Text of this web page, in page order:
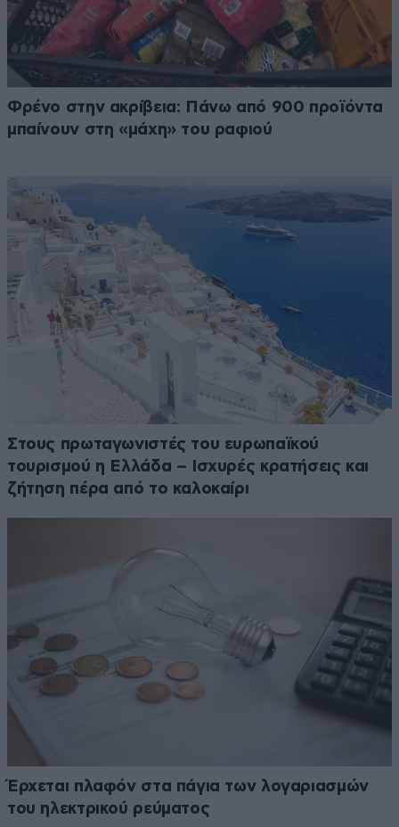
Φρένο στην ακρίβεια: Πάνω από 900 προϊόντα
μπαίνουν στη «μάχη» του ραφιού
Στους πρωταγωνιστές του ευρωπαϊκού
τουρισμού η Ελλάδα – Ισχυρές κρατήσεις και
ζήτηση πέρα από το καλοκαίρι
Έρχεται πλαφόν στα πάγια των λογαριασμών
του ηλεκτρικού ρεύματος